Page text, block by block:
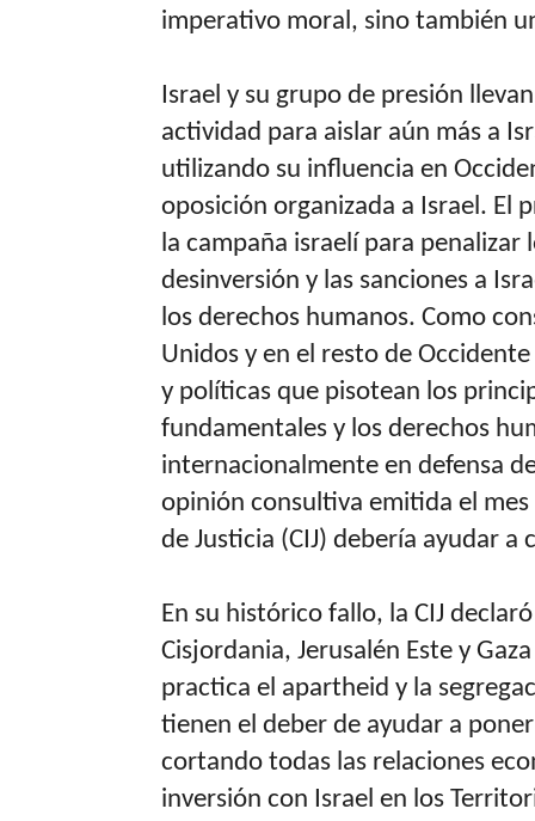
imperativo moral, sino también
Israel y su grupo de presión
actividad para aislar aún más a
utilizando su influencia en
oposición organizada a Israel. El
la campaña israelí para
desinversión y las sanciones a
los derechos humanos. Como
Unidos y en el resto de
y políticas que pisotean los
fundamentales y los derechos
internacionalmente en defensa
opinión consultiva emitida el
de Justicia (CIJ) debería ayudar
En su histórico fallo, la CIJ
Cisjordania, Jerusalén Este y
practica el apartheid y la
tienen el deber de ayudar a
cortando todas las relaciones
inversión con Israel en los